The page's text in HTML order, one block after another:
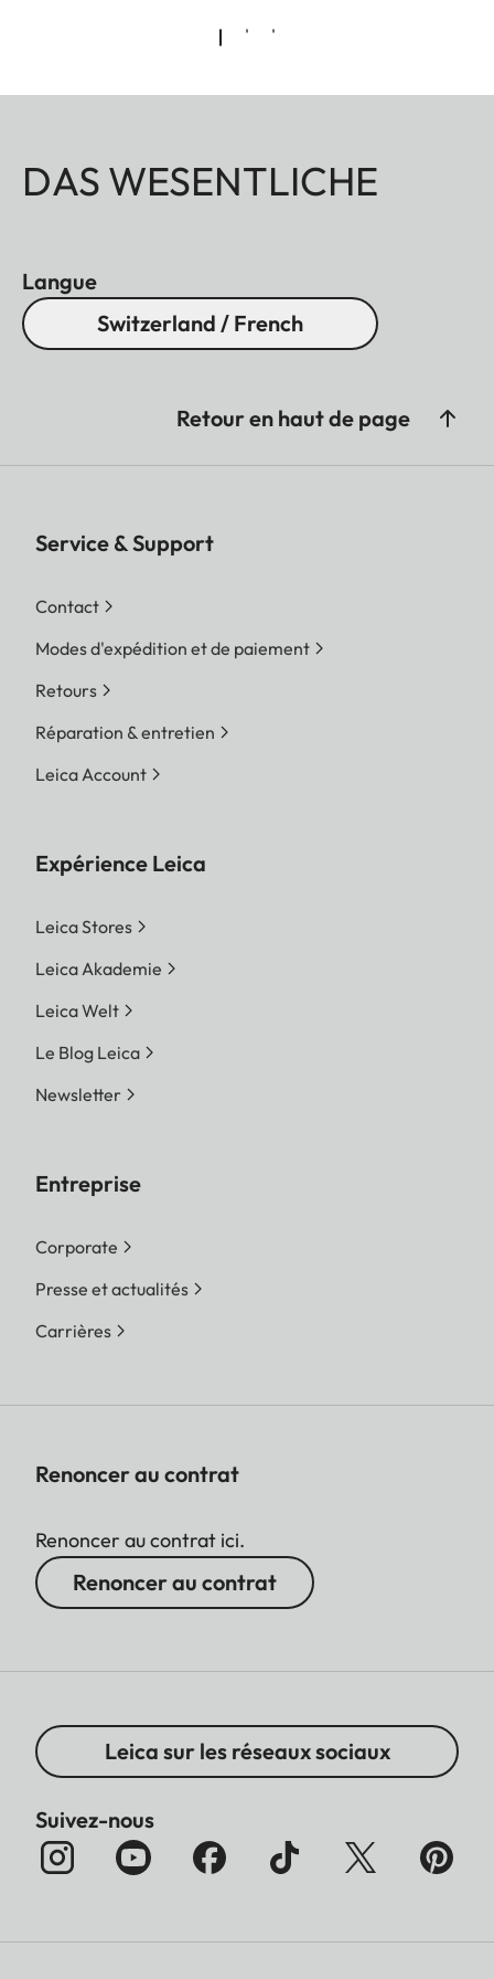
DAS WESENTLICHE
Langue
Switzerland / French
Retour en haut de page
Service & Support
Contact
Modes d'expédition et de paiement
Retours
Réparation & entretien
Leica Account
Expérience Leica
Leica Stores
Leica Akademie
Leica Welt
Le Blog Leica
Newsletter
Entreprise
Corporate
Presse et actualités
Carrières
Renoncer au contrat
Renoncer au contrat ici.
Renoncer au contrat
Leica sur les réseaux sociaux
Suivez-nous